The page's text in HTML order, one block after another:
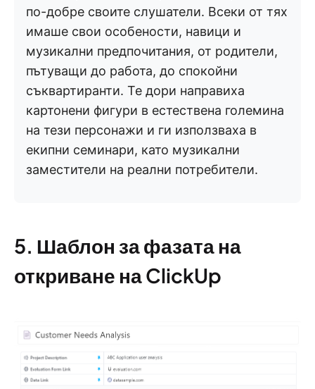
по-добре своите слушатели. Всеки от тях
имаше свои особености, навици и
музикални предпочитания, от родители,
пътуващи до работа, до спокойни
съквартиранти. Те дори направиха
картонени фигури в естествена големина
на тези персонажи и ги използваха в
екипни семинари, като музикални
заместители на реални потребители.
5. Шаблон за фазата на
откриване на ClickUp